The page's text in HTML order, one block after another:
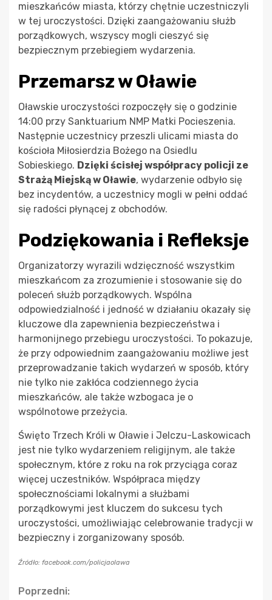
mieszkańców miasta, którzy chętnie uczestniczyli
w tej uroczystości. Dzięki zaangażowaniu służb
porządkowych, wszyscy mogli cieszyć się
bezpiecznym przebiegiem wydarzenia.
Przemarsz w Oławie
Oławskie uroczystości rozpoczęły się o godzinie
14:00 przy Sanktuarium NMP Matki Pocieszenia.
Następnie uczestnicy przeszli ulicami miasta do
kościoła Miłosierdzia Bożego na Osiedlu
Sobieskiego. Dzięki ścisłej współpracy policji ze
Strażą Miejską w Oławie, wydarzenie odbyło się
bez incydentów, a uczestnicy mogli w pełni oddać
się radości płynącej z obchodów.
Podziękowania i Refleksje
Organizatorzy wyrazili wdzięczność wszystkim
mieszkańcom za zrozumienie i stosowanie się do
poleceń służb porządkowych. Wspólna
odpowiedzialność i jedność w działaniu okazały się
kluczowe dla zapewnienia bezpieczeństwa i
harmonijnego przebiegu uroczystości. To pokazuje,
że przy odpowiednim zaangażowaniu możliwe jest
przeprowadzanie takich wydarzeń w sposób, który
nie tylko nie zakłóca codziennego życia
mieszkańców, ale także wzbogaca je o
wspólnotowe przeżycia.
Święto Trzech Króli w Oławie i Jelczu-Laskowicach
jest nie tylko wydarzeniem religijnym, ale także
społecznym, które z roku na rok przyciąga coraz
więcej uczestników. Współpraca między
społecznościami lokalnymi a służbami
porządkowymi jest kluczem do sukcesu tych
uroczystości, umożliwiając celebrowanie tradycji w
bezpieczny i zorganizowany sposób.
Źródło: facebook.com/policjaolawa
Continue
Poprzedni: